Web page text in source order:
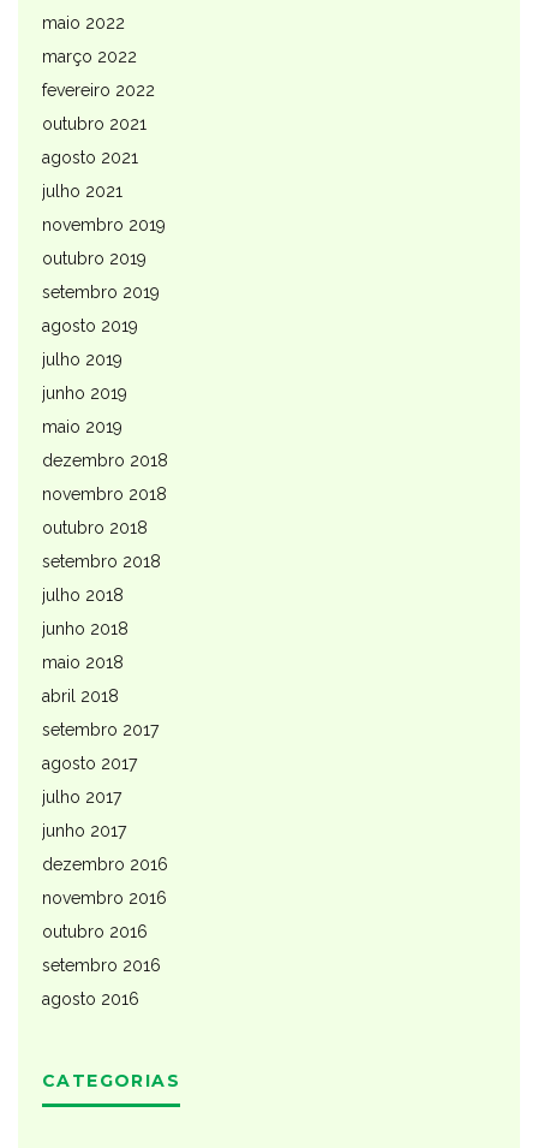
maio 2022
março 2022
fevereiro 2022
outubro 2021
agosto 2021
julho 2021
novembro 2019
outubro 2019
setembro 2019
agosto 2019
julho 2019
junho 2019
maio 2019
dezembro 2018
novembro 2018
outubro 2018
setembro 2018
julho 2018
junho 2018
maio 2018
abril 2018
setembro 2017
agosto 2017
julho 2017
junho 2017
dezembro 2016
novembro 2016
outubro 2016
setembro 2016
agosto 2016
CATEGORIAS